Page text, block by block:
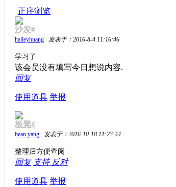
正序浏览
沙发#
halleyhuang 发表于：2016-8-4 11:16:46
学习了
该会员没有填写今日想说内容.
回复
使用道具 举报
板凳#
bean.yang 发表于：2016-10-18 11:23:44
整理后方便查阅
回复 支持 反对
使用道具 举报